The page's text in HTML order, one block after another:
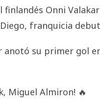
finlandés Onni
franquicia
anotó su primer gol
Miguel Almiron! 🔥